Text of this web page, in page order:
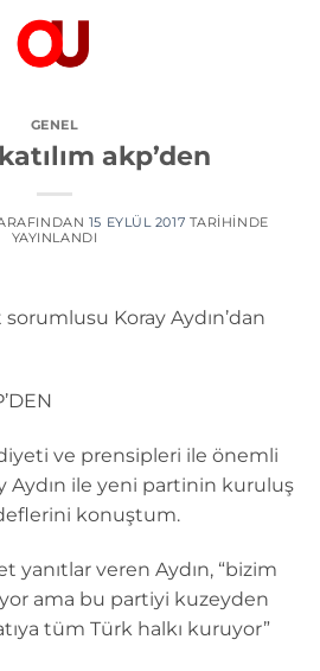
GENEL
akp’den
15 EYLÜL 2017 TARIHINDE
YAYINLANDI
Koray Aydın’dan
ve prensipleri ile önemli
Aydın ile yeni partinin kuruluş
konuştum.
yanıtlar veren Aydın, “bizim
ama bu partiyi kuzeyden
tüm Türk halkı kuruyor”